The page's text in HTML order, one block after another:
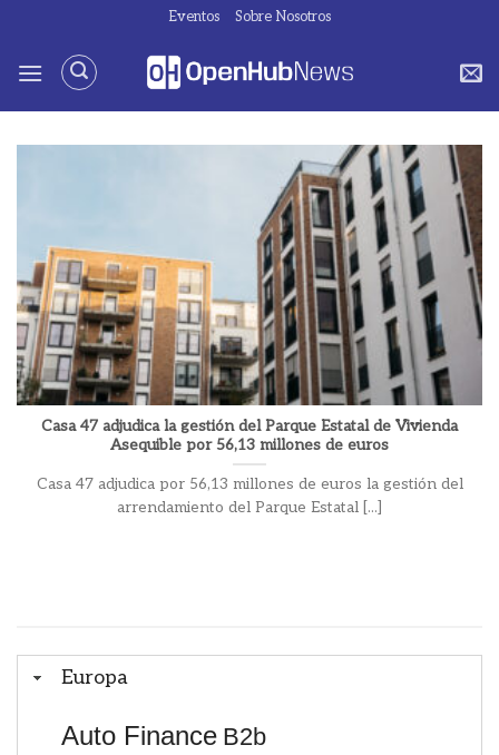
contenido
Eventos Sobre Nosotros
Europa
Auto Finance B2b
Casa 47 adjudica la gestión del Parque Estatal de Vivienda
Asequible por 56,13 millones de euros
Casa 47 adjudica por 56,13 millones de euros la gestión del
arrendamiento del Parque Estatal [...]